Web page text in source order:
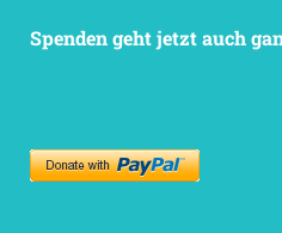
Spenden geht jetzt auch